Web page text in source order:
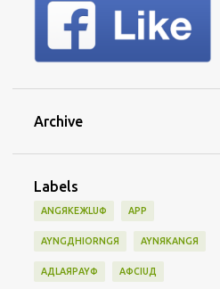
Archive
Labels
ANGЯKEЖLUФ APP
AYNGДHIORNGЯ AYNЯKANGЯ
AДLAЯPAYФ AФCIUД